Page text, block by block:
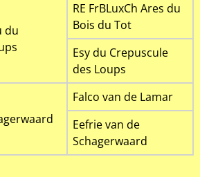
du
RE FrBLuxCh Ares du
Bois du Tot
Esy du Crepuscule
des Loups
Falco van de Lamar
Eefrie van de
Schagerwaard